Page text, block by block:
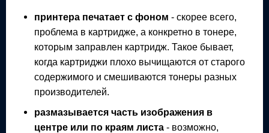
принтера печатает с фоном - скорее всего,
проблема в картридже, а конкретно в тонере,
которым заправлен картридж. Такое бывает,
когда картриджи плохо вычищаются от старого
содержимого и смешиваются тонеры разных
производителей.
размазывается часть изображения в
центре или по краям листа - возможно,